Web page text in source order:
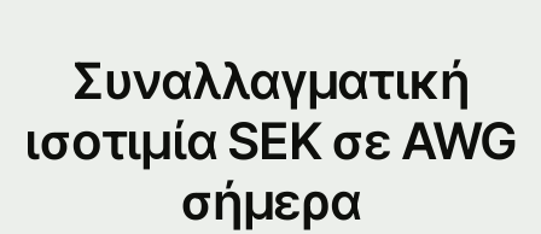
Συναλλαγματική
ισοτιμία SEK σε AWG
σήμερα